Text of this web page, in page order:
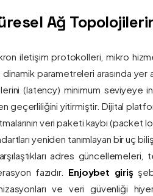
Ağ
iletişim protokolleri, mikro
parametreleri arasında yer
(latency) minimum seviyeye
geçerliliğini yitirmiştir. Dijital
veri paketi kaybı (packet
yeniden tanımlayan bir uç
karşılaştıkları adres
fazıdır. Enjoybet giriş
ve veri güvenliği